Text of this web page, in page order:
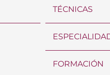
TÉCNICAS
FORMACIÓN